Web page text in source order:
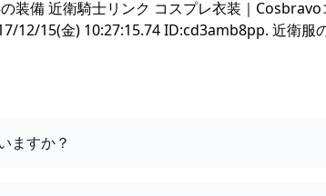
装備 近衛騎士リンク コスプレ衣装｜
12/15(金) 10:27:15.74 ID:cd3amb8pp. 近衛服
ますか？